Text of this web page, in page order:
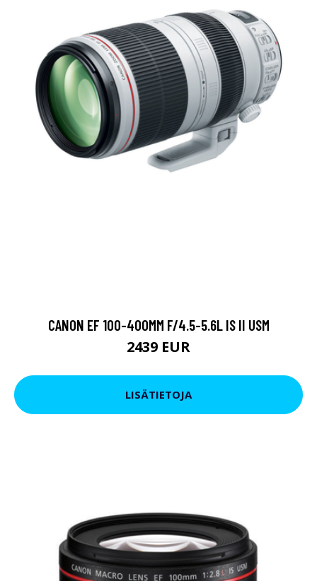
CANON EF 100-400MM F/4.5-5.6L IS II USM
2439 EUR
LISÄTIETOJA